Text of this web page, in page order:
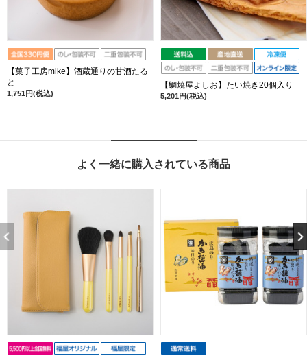
【菓子工房mike】酒蔵通りの甘酒たる
と
1,751円(税込)
【鯛焼屋よしお】たい焼き20個入り
5,201円(税込)
よく一緒に購入されている商品